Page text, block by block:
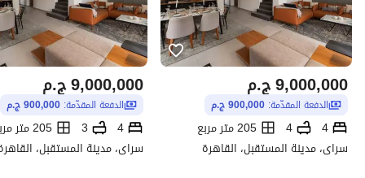
ج.م9,000,000
الدفعة المقدّمة: 900,000 ج.م
4
4
205 متر مربع
سراى، مدينة المستقبل، القاهرة
ج.م9,000,000
الدفعة المقدّمة: 900,000 ج.م
4
3
205 متر مربع
سراى، مدينة المستقبل،